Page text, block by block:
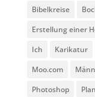
Bibelkreise
Erstellung einer
Ich
Karikatur
Moo.com
Photoshop